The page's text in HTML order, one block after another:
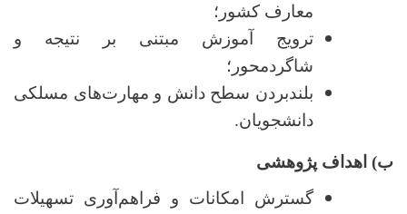
معارف کشور؛
ترویج آموزش مبتنی بر نتیجه و
شاگردمحور؛
بلندبردن سطح دانش و مهارت‌های مسلکی
دانشجویان.
ب) اهداف پژوهشی
گسترش امکانات و فراهم‌آوری تسهیلات